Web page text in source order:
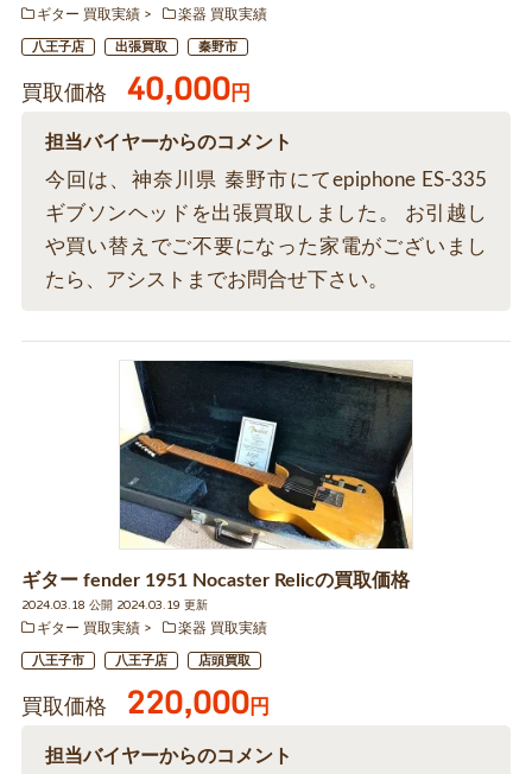
ギター 買取実績 楽器 買取実績
八王子店 出張買取 秦野市
買取価格 40,000円
担当バイヤーからのコメント
今回は、神奈川県 秦野市にてepiphone ES-335
ギブソンヘッドを出張買取しました。 お引越し
や買い替えでご不要になった家電がございまし
たら、アシストまでお問合せ下さい。
ギター fender 1951 Nocaster Relicの買取価格
2024.03.18 公開 2024.03.19 更新
ギター 買取実績
楽器 買取実績
八王子市 八王子店 店頭買取
買取価格 220,000円
担当バイヤーからのコメント